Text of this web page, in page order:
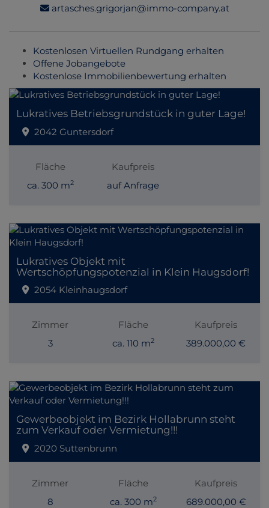
artasches.grigorjan@immo-company.at
Kostenlosen Virtuellen Rundgang erhalten
Offene Jobangebote
Kostenlose Immobilienbewertung erhalten
Lukratives Betriebsgrundstück in guter Lage!
2042 Guntersdorf
Fläche
ca. 300 m2
Kaufpreis
auf Anfrage
Lukratives Objekt mit
Wertschöpfungspotenzial in Klein Haugsdorf!
2054 Kleinhaugsdorf
Zimmer
3
Fläche
ca. 110 m2
Kaufpreis
389.000,00 €
Gewerbeobjekt im Bezirk Hollabrunn steht
zum Verkauf oder Vermietung!!!
2020 Suttenbrunn
Zimmer
8
Fläche
ca. 300 m2
Kaufpreis
689.000,00 €